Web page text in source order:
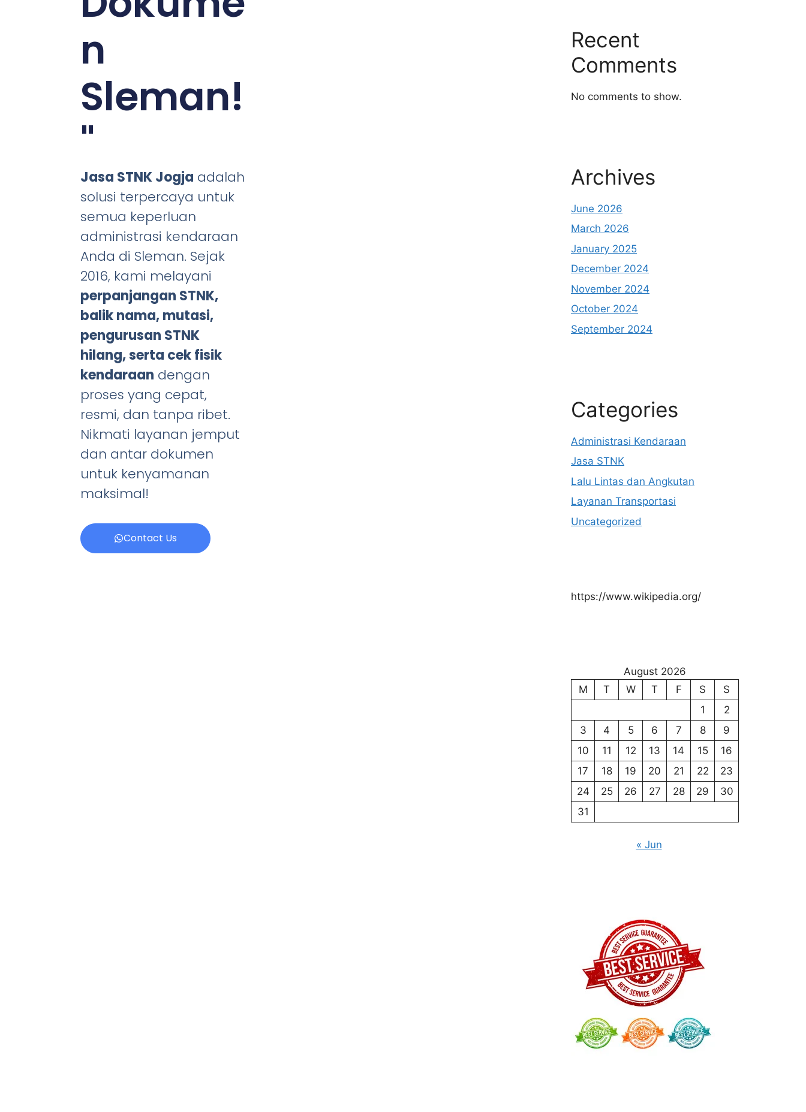
n
Sleman!
"
Jasa STNK Jogja adalah
solusi terpercaya untuk
semua keperluan
administrasi kendaraan
Anda di Sleman. Sejak
2016, kami melayani
perpanjangan STNK,
balik nama, mutasi,
pengurusan STNK
hilang, serta cek fisik
kendaraan dengan
proses yang cepat,
resmi, dan tanpa ribet.
Nikmati layanan jemput
dan antar dokumen
untuk kenyamanan
maksimal!
Contact Us
Recent
Comments
No comments to show.
Archives
June 2026
March 2026
January 2025
December 2024
November 2024
October 2024
September 2024
Categories
Administrasi Kendaraan
Jasa STNK
Lalu Lintas dan Angkutan
Layanan Transportasi
Uncategorized
https://www.wikipedia.org/
August 2026
M
T W T F S
S
1
2
3
4 5 6 7 8
9
10
11 12 13 14 15
16
17
18 19 20 21 22
23
24
25 26 27 28 29
30
31
« Jun